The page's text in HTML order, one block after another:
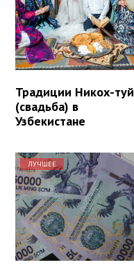
Традиции Никох-туй
(свадьба) в
Узбекистане
ЛУЧШЕЕ